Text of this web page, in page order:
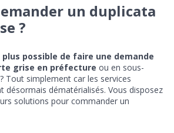
un duplicata
?
plus possible de faire une demande
grise en préfecture ou en sous-
Tout simplement car les services
désormais dématérialisés. Vous disposez
solutions pour commander un